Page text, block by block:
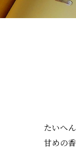
たいへ
甘めの